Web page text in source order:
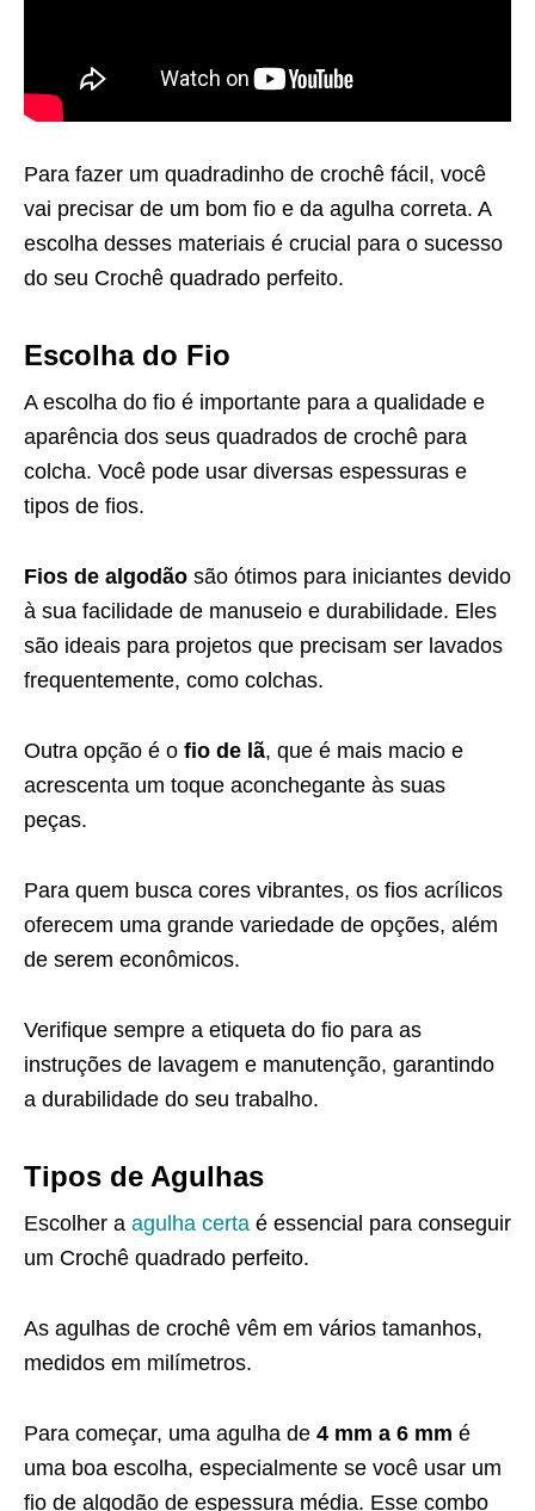
Para fazer um quadradinho de crochê fácil, você
vai precisar de um bom fio e da agulha correta. A
escolha desses materiais é crucial para o sucesso
do seu Crochê quadrado perfeito.
Escolha do Fio
A escolha do fio é importante para a qualidade e
aparência dos seus quadrados de crochê para
colcha. Você pode usar diversas espessuras e
tipos de fios.
Fios de algodão são ótimos para iniciantes devido
à sua facilidade de manuseio e durabilidade. Eles
são ideais para projetos que precisam ser lavados
frequentemente, como colchas.
Outra opção é o fio de lã, que é mais macio e
acrescenta um toque aconchegante às suas
peças.
Para quem busca cores vibrantes, os fios acrílicos
oferecem uma grande variedade de opções, além
de serem econômicos.
Verifique sempre a etiqueta do fio para as
instruções de lavagem e manutenção, garantindo
a durabilidade do seu trabalho.
Tipos de Agulhas
Escolher a agulha certa é essencial para conseguir
um Crochê quadrado perfeito.
As agulhas de crochê vêm em vários tamanhos,
medidos em milímetros.
Para começar, uma agulha de 4 mm a 6 mm é
uma boa escolha, especialmente se você usar um
fio de algodão de espessura média. Esse combo